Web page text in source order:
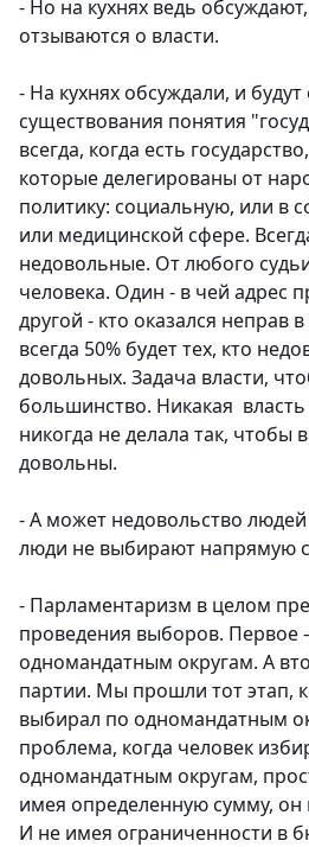
- Но на кухнях ведь
отзываются о власти.
- На кухнях обсуждали, и
существования понятия
всегда, когда есть
которые делегированы от
политику: социальную, или в
или медицинской сфере.
недовольные. От любого
человека. Один - в чей адрес
другой - кто оказался неправ
всегда 50% будет тех, кто
довольных. Задача власти,
большинство. Никакая
никогда не делала так, чтобы
довольны.
- А может недовольство людей
люди не выбирают напрямую
- Парламентаризм в целом
проведения выборов. Первое
одномандатным округам. А
партии. Мы прошли тот этап,
выбирал по одномандатным
проблема, когда человек
одномандатным округам,
имея определенную сумму,
И не имея ограниченности в